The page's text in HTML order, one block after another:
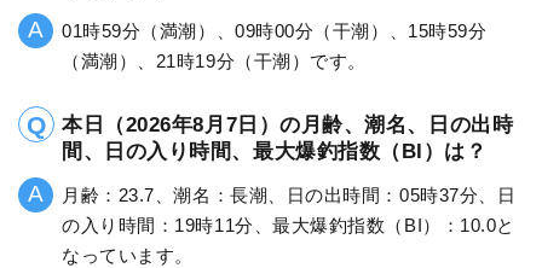
01時59分（満潮）、09時00分（干潮）、15時59分
（満潮）、21時19分（干潮）です。
本日（2026年8月7日）の月齢、潮名、日の出時
間、日の入り時間、最大爆釣指数（BI）は？
月齢：23.7、潮名：長潮、日の出時間：05時37分、日
の入り時間：19時11分、最大爆釣指数（BI）：10.0と
なっています。